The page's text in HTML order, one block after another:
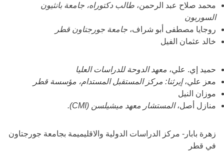
محمد صلاح عبد الرحمن، طالب دكتوراه، جامعة بانثيون
السوربون
روجايا مصطفى أبو شراف، جامعة جورجتاون قطر
خالد عثمان الفيل
حميد إي. علي، معهد الدوحة للدراسات العليا
معز علي،إيرثنا: مركز المستقبل المستدام، مؤسسة قطر
موزان النيل
منازل أصل،المستشار معهد ميشيلسن (CMI).
زهرة بابار- مركز الدراسات الدولية والاقليميمة بجامعة جورجتاون
في قطر